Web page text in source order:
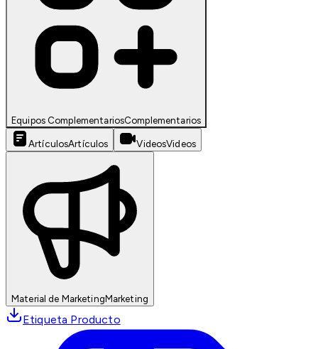
Equipos ComplementariosComplementarios
ArtículosArtículos VideosVideos
Material de MarketingMarketing
Etiqueta Producto